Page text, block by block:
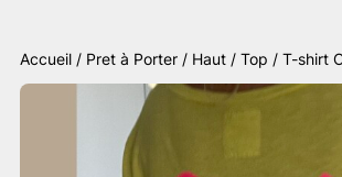
Accueil / Pret à Porter / Haut / Top / T-shirt